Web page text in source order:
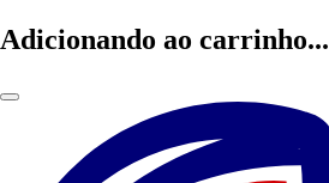
Adicionando ao carrinho...